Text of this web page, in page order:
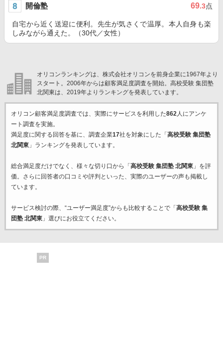
開倫塾 69.3点
自宅から近く送迎に便利。先生が気さくで温厚。本人自身も楽
しみながら通えた。（30代／女性）
オリコンランキングは、株式会社オリコンを前身企業に1967年より
スタート。2006年からは顧客満足度調査を開始。高校受験 集団塾
北関東は、2019年よりランキングを発表しています。
オリコン顧客満足度調査では、実際にサービスを利用した862人にアンケ
ート調査を実施。
満足度に関する回答を基に、調査企業17社を対象にした「 高校受験 集団塾
北関東」ランキングを発表しています。
総合満足度だけでなく、様々な切り口から「 高校受験 集団塾 北関東」を評
価。さらに回答者の口コミや評判といった、実際のユーザーの声も掲載し
ています。
サービス検討の際、“ユーザー満足度”からも比較することで「 高校受験 集
団塾 北関東」選びにお役立てください。
PR